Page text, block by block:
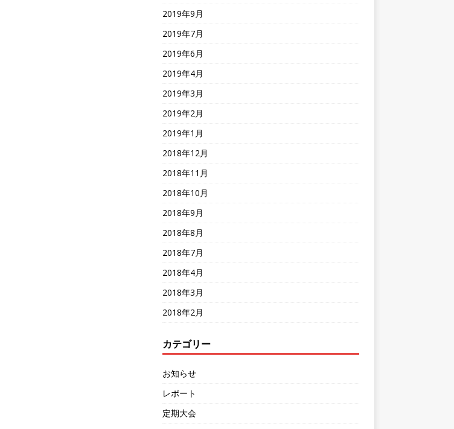
2019年9月
2019年7月
2019年6月
2019年4月
2019年3月
2019年2月
2019年1月
2018年12月
2018年11月
2018年10月
2018年9月
2018年8月
2018年7月
2018年4月
2018年3月
2018年2月
カテゴリー
お知らせ
レポート
定期大会